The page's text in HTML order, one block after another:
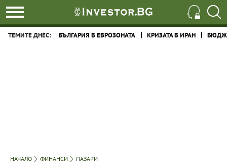
ТЕМИТЕ ДНЕС: БЪЛГАРИЯ В ЕВРОЗОНАТА КРИЗАТА В ИРАН
НАЧАЛО ФИНАНСИ ПАЗАРИ